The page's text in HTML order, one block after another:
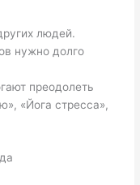
людей.
нужно долго
преодолеть
«Йога стресса»,